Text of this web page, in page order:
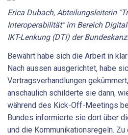
Erica Dubach, Abteilungsleiterin
Interoperabilität" im Bereich
IKT-Lenkung (DTI) der
Bewährt habe sich die Arbeit in
Nach aussen ausgerichtet, habe
Vertragsverhandlungen
anschaulich schilderte sie dann,
während des Kick-Off-Meetings
Bundes informierte sie dort über
und die Kommunikationsregeln. Zu